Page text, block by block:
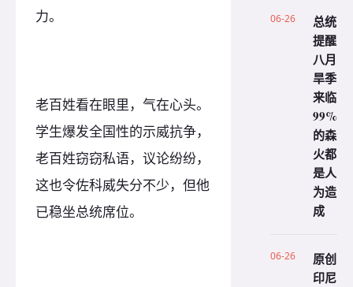
力。
老百姓看在眼里，气在心头。
学生爆发全国性的示威抗争，
老百姓窃窃私语，议论纷纷，
这也令佐科威失分不少，但他
已稳坐总统席位。
06-26
总统
提醒
八月
旱季
来临
99%
的森
火都
是人
为造
成
06-26
原创
印尼